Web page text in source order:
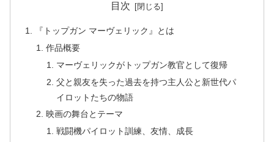
目次
『トップガン マーヴェリック』とは
作品概要
マーヴェリックがトップガン教官として復帰
父と親友を失った過去を持つ主人公と新世代パ
イロットたちの物語
映画の舞台とテーマ
戦闘機パイロット訓練、友情、成長